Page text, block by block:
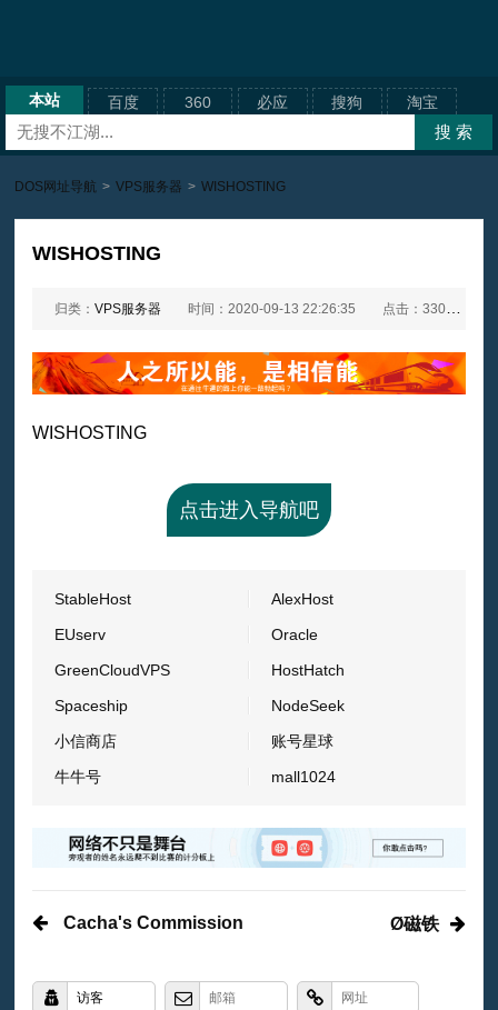
本站 百度 360 必应 搜狗 淘宝
DOS网址导航 > VPS服务器 > WISHOSTING
WISHOSTING
归类：VPS服务器 时间：2020-09-13 22:26:35 点击：3302次
WISHOSTING
点击进入导航吧
StableHost
AlexHost
EUserv
Oracle
GreenCloudVPS
HostHatch
Spaceship
NodeSeek
小信商店
账号星球
牛牛号
mall1024
Cacha's Commission Ø磁铁